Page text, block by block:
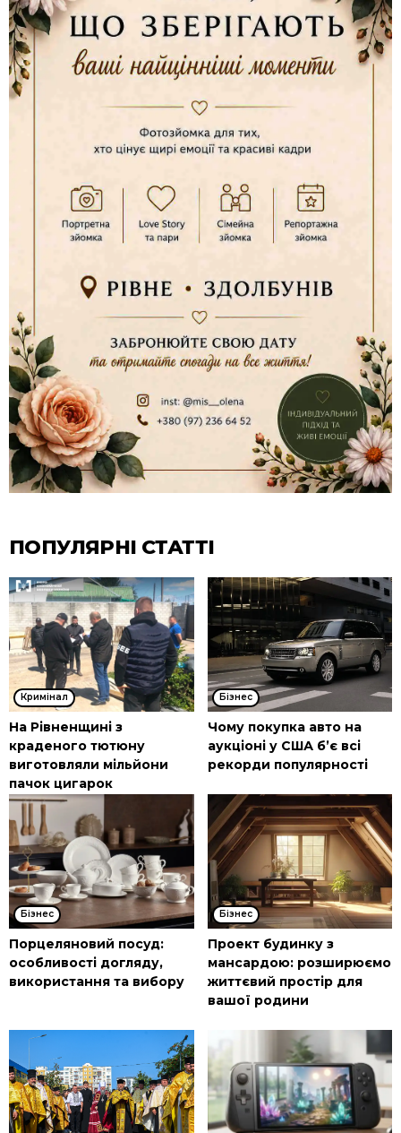
ПОПУЛЯРНІ СТАТТІ
Кримінал
На Рівненщині з
краденого тютюну
виготовляли мільйони
пачок цигарок
Бізнес
Чому покупка авто на
аукціоні у США б’є всі
рекорди популярності
Бізнес
Порцеляновий посуд:
особливості догляду,
використання та вибору
Бізнес
Проект будинку з
мансардою: розширюємо
життєвий простір для
вашої родини